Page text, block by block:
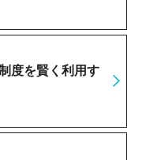
度を賢く利用す